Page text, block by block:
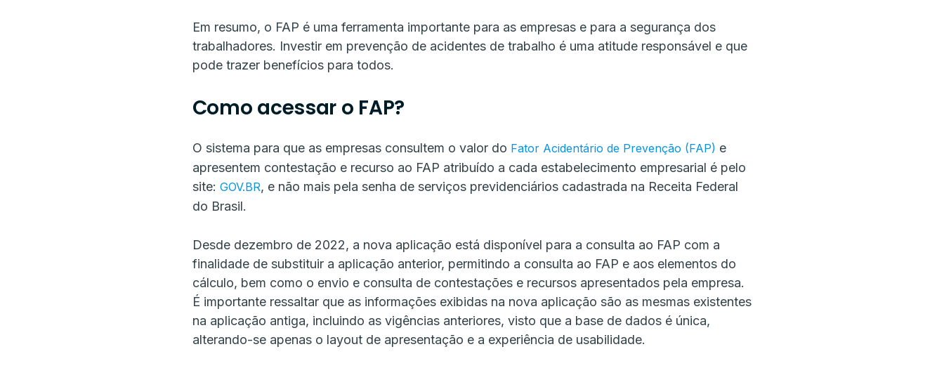
Em resumo, o FAP é uma ferramenta importante para as empresas e para a segurança dos
trabalhadores. Investir em prevenção de acidentes de trabalho é uma atitude responsável e que
pode trazer benefícios para todos.
Como acessar o FAP?
O sistema para que as empresas consultem o valor do Fator Acidentário de Prevenção (FAP) e
apresentem contestação e recurso ao FAP atribuído a cada estabelecimento empresarial é pelo
site: GOV.BR, e não mais pela senha de serviços previdenciários cadastrada na Receita Federal
do Brasil.
Desde dezembro de 2022, a nova aplicação está disponível para a consulta ao FAP com a
finalidade de substituir a aplicação anterior, permitindo a consulta ao FAP e aos elementos do
cálculo, bem como o envio e consulta de contestações e recursos apresentados pela empresa.
É importante ressaltar que as informações exibidas na nova aplicação são as mesmas existentes
na aplicação antiga, incluindo as vigências anteriores, visto que a base de dados é única,
alterando-se apenas o layout de apresentação e a experiência de usabilidade.